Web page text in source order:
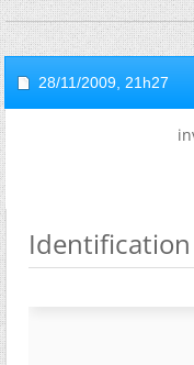
28/11/2009, 21h27